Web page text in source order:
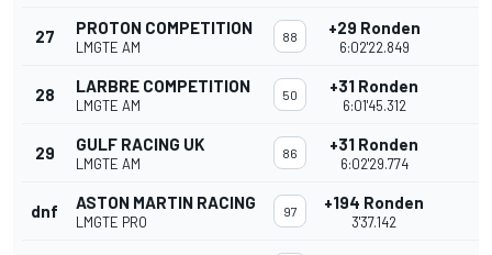
27 PROTON COMPETITION
LMGTE AM
88 +29 Ronden
6:02'22.849
28 LARBRE COMPETITION
LMGTE AM
50 +31 Ronden
6:01'45.312
29 GULF RACING UK
LMGTE AM
86 +31 Ronden
6:02'29.774
dnf ASTON MARTIN RACING
LMGTE PRO
97 +194 Ronden
3'37.142